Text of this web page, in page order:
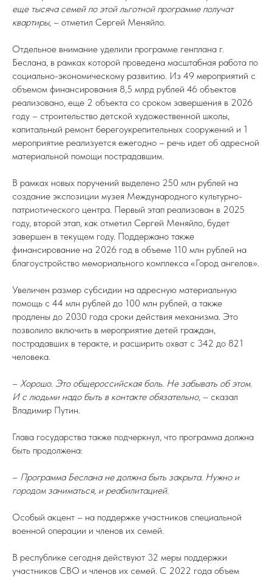
еще тысяча семей по этой льготной программе получат
квартиры, – отметил Сергей Меняйло.
Отдельное внимание уделили программе генплана г.
Беслана, в рамках которой проведена масштабная работа по
социально-экономическому развитию. Из 49 мероприятий с
объемом финансирования 8,5 млрд рублей 46 объектов
реализовано, еще 2 объекта со сроком завершения в 2026
году – строительство детской художественной школы,
капитальный ремонт берегоукрепительных сооружений и 1
мероприятие реализуется ежегодно – речь идет об адресной
материальной помощи пострадавшим.
В рамках новых поручений выделено 250 млн рублей на
создание экспозиции музея Международного культурно-
патриотического центра. Первый этап реализован в 2025
году, второй этап, как отметил Сергей Меняйло, будет
завершен в текущем году. Поддержано также
финансирование на 2026 год в объеме 110 млн рублей на
благоустройство мемориального комплекса «Город ангелов».
Увеличен размер субсидии на адресную материальную
помощь с 44 млн рублей до 100 млн рублей, а также
продлены до 2030 года сроки действия механизма. Это
позволило включить в мероприятие детей граждан,
пострадавших в теракте, и расширить охват с 342 до 821
человека.
– Хорошо. Это общероссийская боль. Не забывать об этом.
И с людьми надо быть в контакте обязательно, – сказал
Владимир Путин.
Глава государства также подчеркнул, что программа должна
быть продолжена:
– Программа Беслана не должна быть закрыта. Нужно и
городом заниматься, и реабилитацией.
Особый акцент – на поддержке участников специальной
военной операции и членов их семей.
В республике сегодня действуют 32 меры поддержки
участников СВО и членов их семей. С 2022 года объем